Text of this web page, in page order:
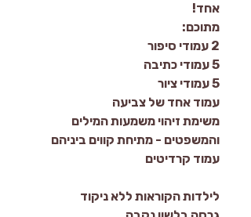
אחד!
מתוכם:
2 עמודי סיפור
5 עמודי כתיבה
5 עמודי ציור
עמוד אחד של צביעה
משימת זיהוי משמעות המילים
והמשפטים - מתיחת קווים ביניהם
עמוד קרדיטים
לילדות הקוראות ללא ניקוד